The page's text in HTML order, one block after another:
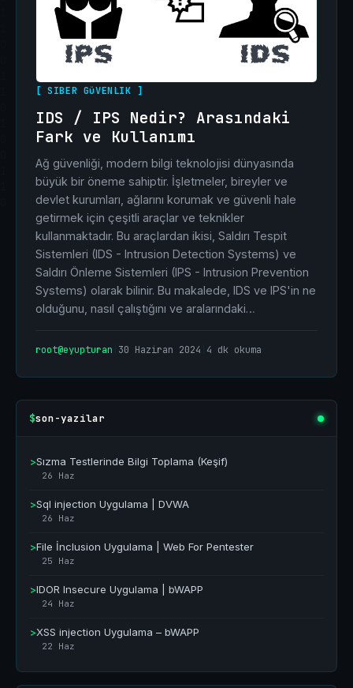
[ SIBER GüVENLIK ]
IDS / IPS Nedir? Arasındaki
Fark ve Kullanımı
Ağ güvenliği, modern bilgi teknolojisi dünyasında
büyük bir öneme sahiptir. İşletmeler, bireyler ve
devlet kurumları, ağlarını korumak ve güvenli hale
getirmek için çeşitli araçlar ve teknikler
kullanmaktadır. Bu araçlardan ikisi, Saldırı Tespit
Sistemleri (IDS - Intrusion Detection Systems) ve
Saldırı Önleme Sistemleri (IPS - Intrusion Prevention
Systems) olarak bilinir. Bu makalede, IDS ve IPS'in ne
olduğunu, nasıl çalıştığını ve aralarındaki…
root@eyupturan 30 Haziran 2024 4 dk okuma
$son-yazilar
>Sızma Testlerinde Bilgi Toplama (Keşif)
26 Haz
>Sql injection Uygulama | DVWA
26 Haz
>File İnclusion Uygulama | Web For Pentester
25 Haz
>IDOR Insecure Uygulama | bWAPP
24 Haz
>XSS injection Uygulama – bWAPP
22 Haz